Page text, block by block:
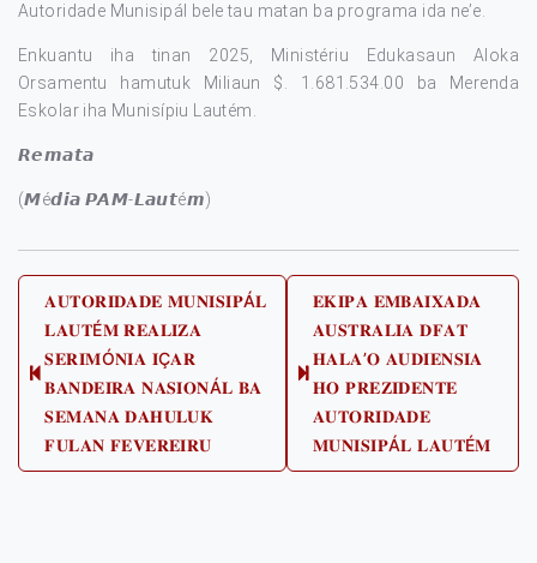
Autoridade Munisipál bele tau matan ba programa ida ne’e.
Enkuantu iha tinan 2025, Ministériu Edukasaun Aloka
Orsamentu hamutuk Miliaun $. 1.681.534.00 ba Merenda
Eskolar iha Munisípiu Lautém.
𝙍𝙚𝙢𝙖𝙩𝙖
(𝙈é𝙙𝙞𝙖 𝙋𝘼𝙈-𝙇𝙖𝙪𝙩é𝙢)
Post
navigation
Previous
post:
𝐀𝐔𝐓𝐎𝐑𝐈𝐃𝐀𝐃𝐄 𝐌𝐔𝐍𝐈𝐒𝐈𝐏Á𝐋
𝐋𝐀𝐔𝐓É𝐌 𝐑𝐄𝐀𝐋𝐈𝐙𝐀
𝐒𝐄𝐑𝐈𝐌Ó𝐍𝐈𝐀 𝐈Ç𝐀𝐑
𝐁𝐀𝐍𝐃𝐄𝐈𝐑𝐀 𝐍𝐀𝐒𝐈𝐎𝐍Á𝐋 𝐁𝐀
𝐒𝐄𝐌𝐀𝐍𝐀 𝐃𝐀𝐇𝐔𝐋𝐔𝐊
𝐅𝐔𝐋𝐀𝐍 𝐅𝐄𝐕𝐄𝐑𝐄𝐈𝐑𝐔
Next
post:
𝐄𝐊𝐈𝐏𝐀 𝐄𝐌𝐁𝐀𝐈𝐗𝐀𝐃𝐀
𝐀𝐔𝐒𝐓𝐑𝐀𝐋𝐈𝐀 𝐃𝐅𝐀𝐓
𝐇𝐀𝐋𝐀’𝐎 𝐀𝐔𝐃𝐈𝐄𝐍𝐒𝐈𝐀
𝐇𝐎 𝐏𝐑𝐄𝐙𝐈𝐃𝐄𝐍𝐓𝐄
𝐀𝐔𝐓𝐎𝐑𝐈𝐃𝐀𝐃𝐄
𝐌𝐔𝐍𝐈𝐒𝐈𝐏Á𝐋 𝐋𝐀𝐔𝐓É𝐌